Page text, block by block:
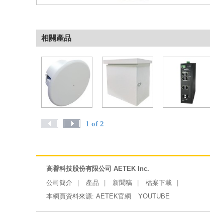
相關產品
1 of 2
高譽科技股份有限公司 AETEK Inc.
公司簡介
產品 新聞稿
檔案下載
本網頁資料來源: AETEK官網 YOUTUBE